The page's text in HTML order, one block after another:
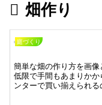
畑作り
庭づくり
簡単な畑の作り方を画
低限で手間もあまりか
ンターで買い揃えられ